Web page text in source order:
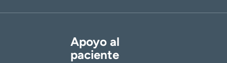
Apoyo al
paciente